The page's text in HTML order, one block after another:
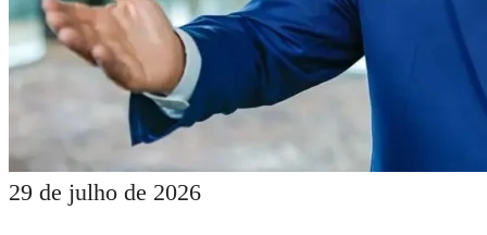
29 de julho de 2026